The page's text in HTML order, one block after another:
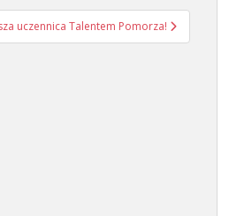
uczennica Talentem Pomorza!